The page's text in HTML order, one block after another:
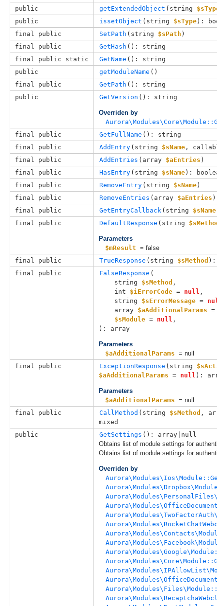
public
getExtendedObject ( string
public
issetObject ( string $sType):
final public
SetPath ( string $sPath )
final public
GetHash (): string
final public static
GetName (): string
public
getModuleName ()
final public
GetPath (): string
public
GetVersion (): string
Overriden by
final public
GetFullName (): string
final public
AddEntry ( string $sName ,
final public
AddEntries ( array $aEntries )
final public
HasEntry ( string $sName):
final public
RemoveEntry ( string $sName)
final public
RemoveEntries ( array $aEntries )
final public
GetEntryCallback ( string $sName
final public
DefaultResponse ( string
Parameters
$mResult = false
final public
TrueResponse ( string $sMethod ):
final public
FalseResponse (
string $sMethod ,
int $iErrorCode = null ,
string $sErrorMessage =
array $aAdditionalParams
$sModule = null ,
): array
Parameters
$aAdditionalParams = null
final public
ExceptionResponse ( string
$aAdditionalParams = null ):
Parameters
$aAdditionalParams = null
final public
CallMethod ( string $sMethod ,
mixed
public
GetSettings (): array|null
Obtains list of module settings for
Obtains list of module settings for
Overriden by